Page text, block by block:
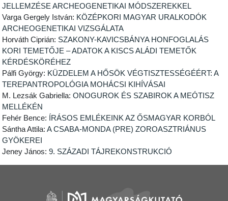
JELLEMZÉSE ARCHEOGENETIKAI MÓDSZEREKKEL
Varga Gergely István: KÖZÉPKORI MAGYAR URALKODÓK
ARCHEOGENETIKAI VIZSGÁLATA
Horváth Ciprián: SZAKONY-KAVICSBÁNYA HONFOGLALÁS
KORI TEMETŐJE – ADATOK A KISCS ALÁDI TEMETŐK
KÉRDÉSKÖRÉHEZ
Pálfi György: KÜZDELEM A HŐSÖK VÉGTISZTESSÉGÉÉRT: A
TEREPANTROPOLÓGIA MOHÁCSI KIHÍVÁSAI
M. Lezsák Gabriella:ONOGUROK ÉS SZABIROK A MEÓTISZ
MELLÉKÉN
Fehér Bence:
ÍRÁSOS EMLÉKEINK AZ ŐSMAGYAR KORBÓL
Sántha Attila:A CSABA-MONDA (PRE) ZOROASZTRIÁNUS
GYÖKEREI
Jeney János:9. SZÁZADI TÁJREKONSTRUKCIÓ